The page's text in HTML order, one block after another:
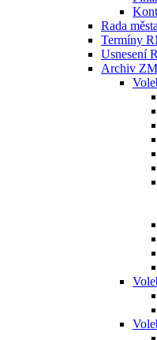
Rada města
Termíny
Usnesení
Archiv